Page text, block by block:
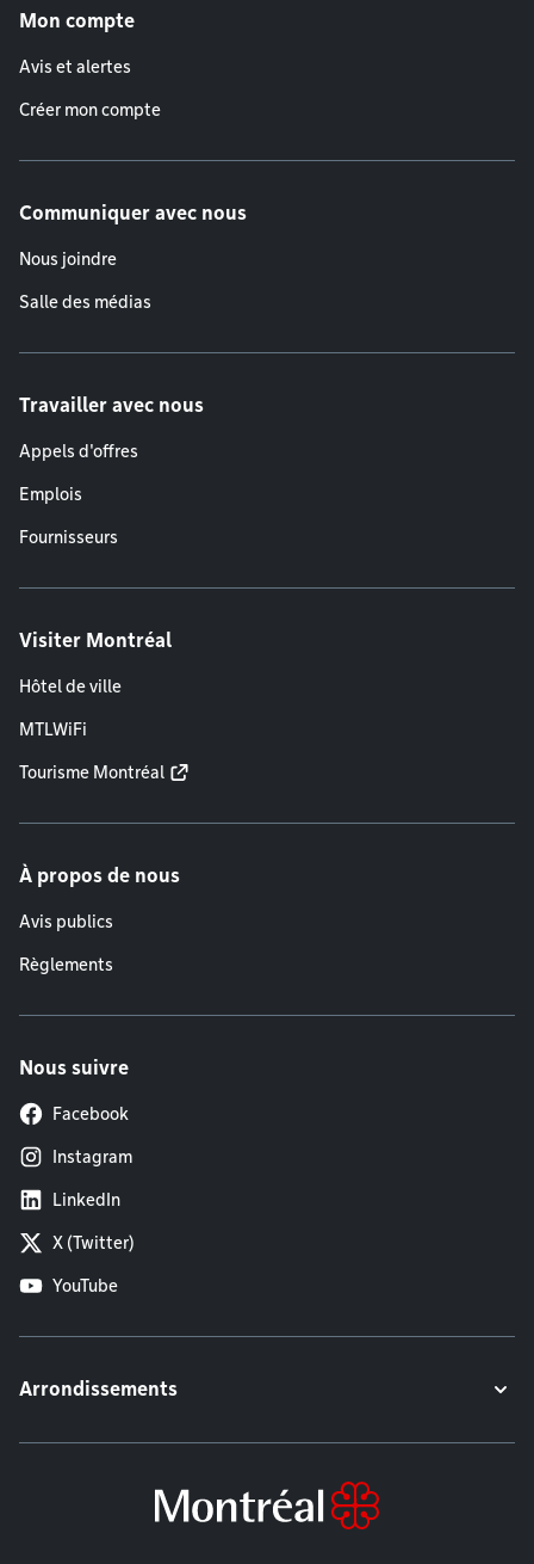
Mon compte
Avis et alertes
Créer mon compte
Communiquer avec nous
Nous joindre
Salle des médias
Travailler avec nous
Appels d'offres
Emplois
Fournisseurs
Visiter Montréal
Hôtel de ville
MTLWiFi
Tourisme Montréal
À propos de nous
Avis publics
Règlements
Nous suivre
Facebook
Instagram
LinkedIn
X (Twitter)
YouTube
Arrondissements